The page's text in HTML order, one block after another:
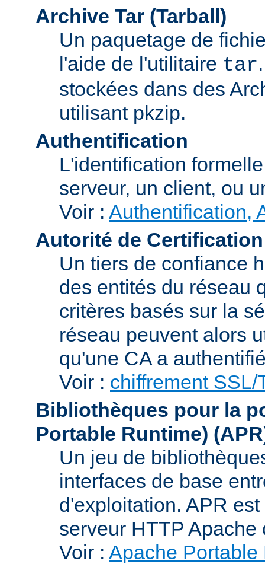
Archive Tar (Tarball)
Un paquetage de
l'aide de l'utilitaire tar
stockées dans des
utilisant pkzip.
Authentification
L'identification
serveur, un client, ou
Voir : Authentification,
Autorité de
Un tiers de confiance
des entités du réseau
critères basés sur la
réseau peuvent alors
qu'une CA a
Voir : chiffrement SSL/
Bibliothèques pour la
Portable Runtime)
Un jeu de
interfaces de base
d'exploitation. APR
serveur HTTP
Voir : Apache